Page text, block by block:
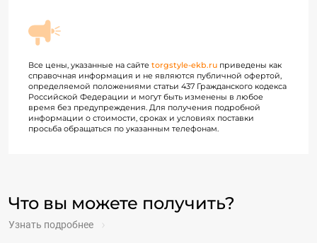
Все цены, указанные на сайте torgstyle-ekb.ru приведены как
справочная информация и не являются публичной офертой,
определяемой положениями статьи 437 Гражданского кодекса
Российской Федерации и могут быть изменены в любое
время без предупреждения. Для получения подробной
информации о стоимости, сроках и условиях поставки
просьба обращаться по указанным телефонам.
Что вы можете получить?
Узнать подробнее